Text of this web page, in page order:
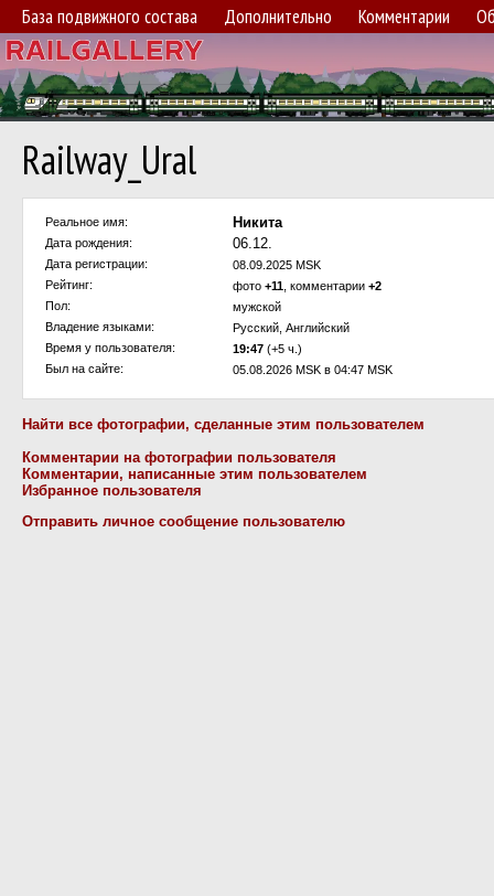
База подвижного состава Дополнительно Комментарии
Railway_Ural
Реальное имя: Никита
Дата рождения: 06.12.
Дата регистрации:
08.09.2025 MSK
Рейтинг:
фото +11 , комментарии +2
Пол:
мужской
Владение языками:
Русский, Английский
Время у пользователя:
19:47 (+5 ч.)
Был на сайте:
05.08.2026 MSK в 04:47 MSK
Найти все фотографии, сделанные этим пользователем
Комментарии на фотографии пользователя
Комментарии, написанные этим пользователем
Избранное пользователя
Отправить личное сообщение пользователю